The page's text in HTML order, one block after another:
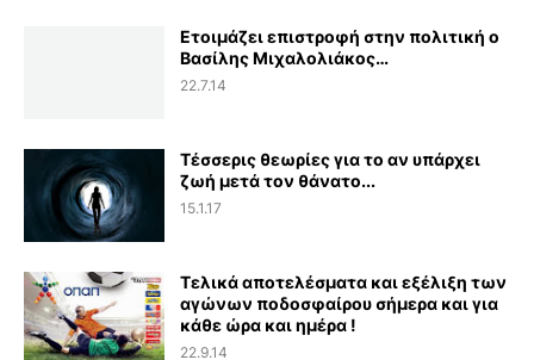
Ετοιμάζει επιστροφή στην πολιτική ο
Βασίλης Μιχαλολιάκος…
22.7.14
Τέσσερις θεωρίες για το αν υπάρχει
ζωή μετά τον θάνατο...
15.1.17
Τελικά αποτελέσματα και εξέλιξη των
αγώνων ποδοσφαίρου σήμερα και για
κάθε ώρα και ημέρα !
22.9.14